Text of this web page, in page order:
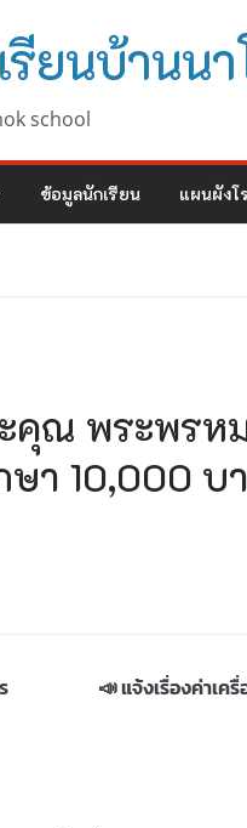
รียนบ้านน
school
ข้อมูลนักเรียน แผนผังโ
คุณ พระพรห
า 10,000 บ
📣 แจ้งเรื่องค่าเค